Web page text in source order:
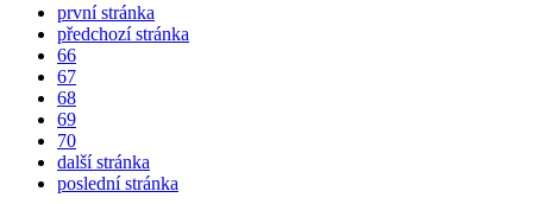
první stránka
předchozí stránka
66
67
68
69
70
další stránka
poslední stránka